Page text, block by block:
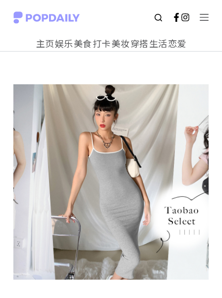
S
c
o
n
t
e
n
主页娱乐美食打卡美妆穿搭生活恋爱